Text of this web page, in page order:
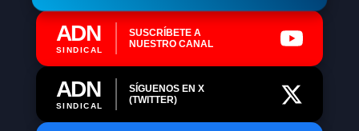
ADN
SINDICAL
SUSCRÍBETE A
NUESTRO CANAL
ADN
SINDICAL
SÍGUENOS EN X
(TWITTER)